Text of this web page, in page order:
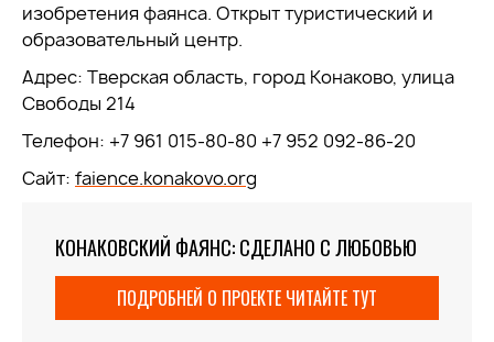
изобретения фаянса. Открыт туристический и
образовательный центр.
Адрес: Тверская область, город Конаково, улица
Свободы 214
Телефон: +7 961 015-80-80 +7 952 092-86-20
Сайт: faience.konakovo.org
КОНАКОВСКИЙ ФАЯНС: СДЕЛАНО С ЛЮБОВЬЮ
ПОДРОБНЕЙ О ПРОЕКТЕ ЧИТАЙТЕ ТУТ